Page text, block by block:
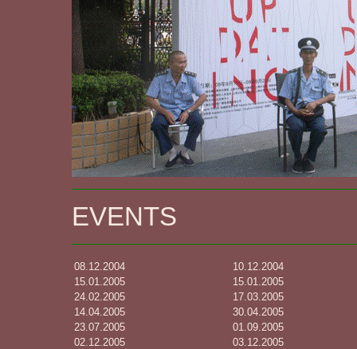
EVENTS
08.12.2004
10.12.2004
15.01.2005
15.01.2005
24.02.2005
17.03.2005
14.04.2005
30.04.2005
23.07.2005
01.09.2005
02.12.2005
03.12.2005